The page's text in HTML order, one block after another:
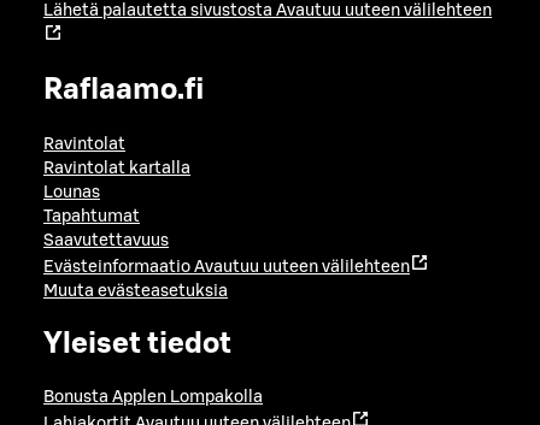
Lähetä palautetta sivustosta Avautuu uuteen välilehteen
Raflaamo.fi
Ravintolat
Ravintolat kartalla
Lounas
Tapahtumat
Saavutettavuus
Evästeinformaatio Avautuu uuteen välilehteen
Muuta evästeasetuksia
Yleiset tiedot
Bonusta Applen Lompakolla